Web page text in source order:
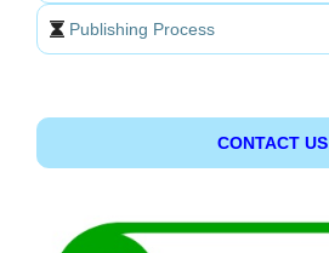
Publishing Process
CONTACT US